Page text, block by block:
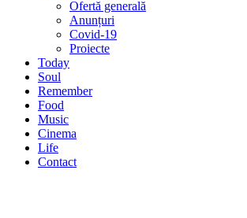
Ofertă generală
Anunțuri
Covid-19
Proiecte
Today
Soul
Remember
Food
Music
Cinema
Life
Contact